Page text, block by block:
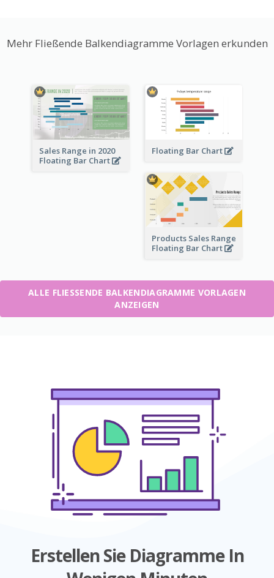
Mehr Fließende Balkendiagramme Vorlagen erkunden
Sales Range in 2020
Floating Bar Chart
Floating Bar Chart
Products Sales Range
Floating Bar Chart
ALLE FLIESSENDE BALKENDIAGRAMME VORLAGEN A
NZEIGEN
Erstellen Sie Diagramme In